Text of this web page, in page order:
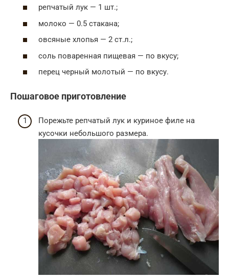
репчатый лук — 1 шт.;
молоко — 0.5 стакана;
овсяные хлопья — 2 ст.л.;
соль поваренная пищевая — по вкусу;
перец черный молотый — по вкусу.
Пошаговое приготовление
Порежьте репчатый лук и куриное филе на
кусочки небольшого размера.